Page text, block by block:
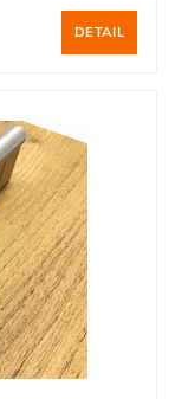
DETAIL